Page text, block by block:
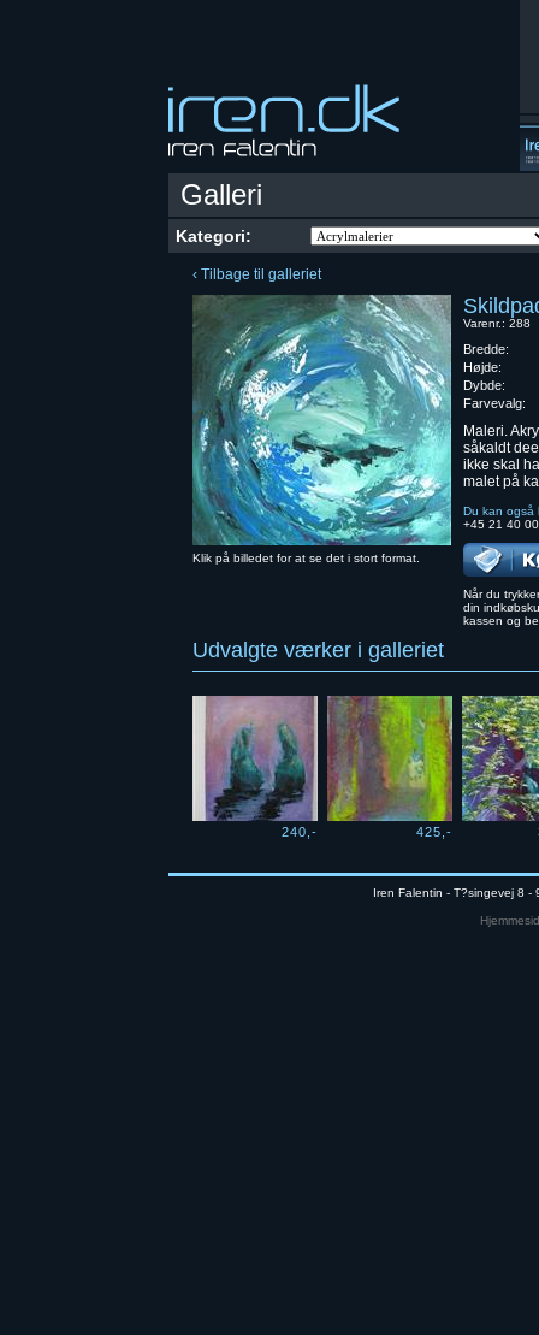
Galleri
Kategori:
‹ Tilbage til galleriet
Klik på billedet for at se det i stort format.
Varenr.: 288
Bredde:
Højde:
Dybde:
Farvevalg:
Maleri.
såkaldt
ikke skal
malet på
Du kan også
+45 21 40
Når du
din
kassen og
Udvalgte værker i galleriet
240,- 425,-
Iren Falentin - T?singevej 8